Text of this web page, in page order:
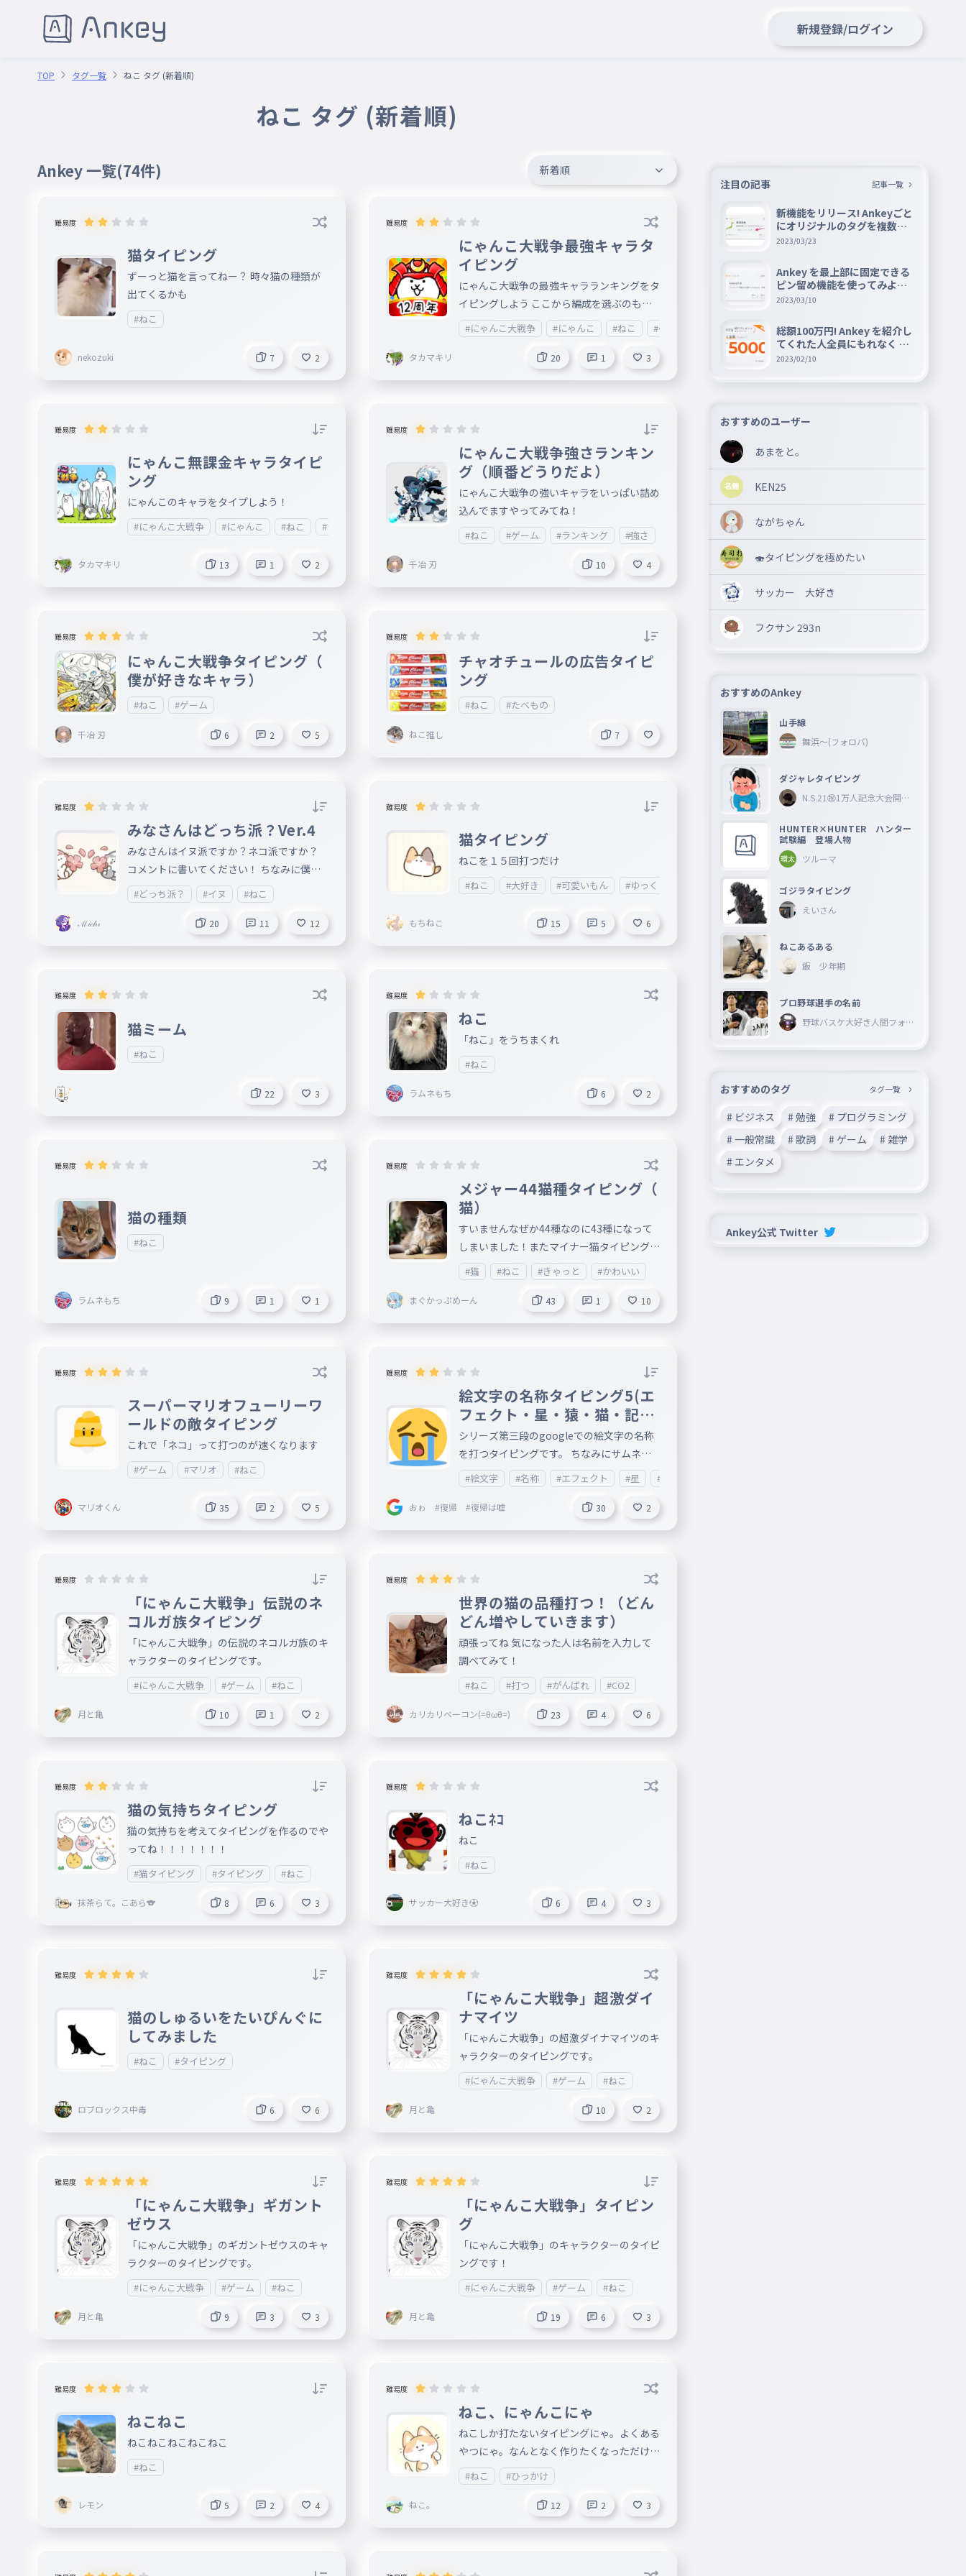
新規登録/ログイン
TOP タグ一覧 ねこ タグ (新着順)
ねこ タグ (新着順)
Ankey 一覧(74件) 新着順
難易度
猫タイピング
ずーっと猫を言ってねー？ 時々猫の種類が
出てくるかも
#ねこ
nekozuki 7 2
難易度
にゃんこ大戦争最強キャラタ
イピング
にゃんこ大戦争の最強キャラランキングをタ
イピングしよう ここから編成を選ぶのもよ
し！（初心者は見てやったほうがいい）
#にゃんこ大戦争 #にゃんこ #ねこ #ゲーム #キャラクター #最強ランキング
タカマキリ 20 1 3
難易度
にゃんこ無課金キャラタイピ
ング
にゃんこのキャラをタイプしよう！
#にゃんこ大戦争 #にゃんこ #ねこ #タイピング #ゲーム #無課金キャラ
タカマキリ 13 1 2
難易度
にゃんこ大戦争強さランキン
グ（順番どうりだよ）
にゃんこ大戦争の強いキャラをいっぱい詰め
込んでますやってみてね！
#ねこ #ゲーム #ランキング #強さ
千冶 刃 10 4
難易度
にゃんこ大戦争タイピング（
僕が好きなキャラ）
#ねこ #ゲーム
千冶 刃 6 2 5
難易度
チャオチュールの広告タイピ
ング
#ねこ #たべもの
ねこ推し 7
難易度
みなさんはどっち派？Ver.4
みなさんはイヌ派ですか？ネコ派ですか？
コメントに書いてください！ ちなみに僕は
ネコ派です！ イヌ派 3票 ネコ派 7票 最終
投票は10月25日です！
#どっち派？ #イヌ #ねこ
ℳ𝒾𝒸𝒽𝒾 20 11 12
難易度
猫タイピング
ねこを１５回打つだけ
#ねこ #大好き #可愛いもん #ゆっくりやるのがおすすめ #猫の写真がでてくるから
もちねこ 15 5 6
難易度
猫ミーム
#ねこ
22 3
難易度
ねこ
「ねこ」をうちまくれ
#ねこ
ラムネもち 6 2
難易度
猫の種類
#ねこ
ラムネもち 9 1 1
難易度
メジャー44猫種タイピング（
猫）
すいませんなぜか44種なのに43種になって
しまいました！またマイナー猫タイピングも
作るつもりなのでよろしくお願いします！
後で写真も付けます！
#猫 #ねこ #きゃっと #かわいい
まぐかっぷめーん 43 1 10
難易度
スーパーマリオフューリーワ
ールドの敵タイピング
これで「ネコ」って打つのが速くなります
#ゲーム #マリオ #ねこ
マリオくん 35 2 5
難易度
絵文字の名称タイピング5(エ
フェクト・星・猿・猫・記号
関連)
シリーズ第三段のgoogleでの絵文字の名称
を打つタイピングです。 ちなみにサムネイ
ルは2021年絵文字ランキング5位の絵文字で
す。
#絵文字 #名称 #エフェクト #星 #猿
おゎ #復帰 #復帰は嘘 30 2
難易度
「にゃんこ大戦争」伝説のネ
コルガ族タイピング
「にゃんこ大戦争」の伝説のネコルガ族のキ
ャラクターのタイピングです。
#にゃんこ大戦争 #ゲーム #ねこ
月と亀 10 1 2
難易度
世界の猫の品種打つ！（どん
どん増やしていきます）
頑張ってね 気になった人は名前を入力して
調べてみて！
#ねこ #打つ #がんばれ #CO2
カリカリベーコン(=θωθ=) 23 4 6
難易度
猫の気持ちタイピング
猫の気持ちを考えてタイピングを作るのでや
ってね！！！！！！！
#猫タイピング #タイピング #ねこ
抹茶らて。こあら🐨 8 6 3
難易度
ねこﾈｺ
ねこ
#ねこ
サッカー大好き⚽ 6 4 3
難易度
猫のしゅるいをたいぴんぐに
してみました
#ねこ #タイピング
ロブロックス中毒 6 6
難易度
「にゃんこ大戦争」超激ダイ
ナマイツ
「にゃんこ大戦争」の超激ダイナマイツのキ
ャラクターのタイピングです。
#にゃんこ大戦争 #ゲーム #ねこ
月と亀 10 2
難易度
「にゃんこ大戦争」ギガント
ゼウス
「にゃんこ大戦争」のギガントゼウスのキャ
ラクターのタイピングです。
#にゃんこ大戦争 #ゲーム #ねこ
月と亀 9 3 3
難易度
「にゃんこ大戦争」タイピン
グ
「にゃんこ大戦争」のキャラクターのタイピ
ングです！
#にゃんこ大戦争 #ゲーム #ねこ
月と亀 19 6 3
難易度
ねこねこ
ねこねこねこねこねこ
#ねこ
レモン 5 2 4
難易度
ねこ、にゃんこにゃ
ねこしか打たないタイピングにゃ。よくある
やつにゃ。なんとなく作りたくなっただけや
ねんけどにゃ。うつ文字が違うひっかけもあ
るにゃー！
#ねこ #ひっかけ
ねこ。 12 2 3
注目の記事 記事一覧
新機能をリリース! Ankeyごと
にオリジナルのタグを複数設
定できる『タグ機能』を紹介
2023/03/23
Ankey を最上部に固定できる
ピン留め機能を使ってみよう
📌
2023/03/10
総額100万円! Ankey を紹介し
てくれた人全員にもれなく A
mazon ギフト券 5000 円分を
2023/02/10
おすすめのユーザー
あまをと。
KEN25
ながちゃん
🍣タイピングを極めたい
サッカー 大好き
フクサン 293n
おすすめのAnkey
山手線
舞浜〜(フォロバ)
ダジャレタイピング
N.S.21㊗︎1万人記念大会開催
HUNTER×HUNTER ハンター
試験編 登場人物
ツルーマ
ゴジラタイピング
えいさん
ねこあるある
飯 少年期
プロ野球選手の名前
野球バスケ大好き人間フォロ
おすすめのタグ タグ一覧
# ビジネス # 勉強
# プログラミング
# 一般常識
# 歌詞 # ゲーム
# 雑学
# エンタメ
Ankey公式 Twitter